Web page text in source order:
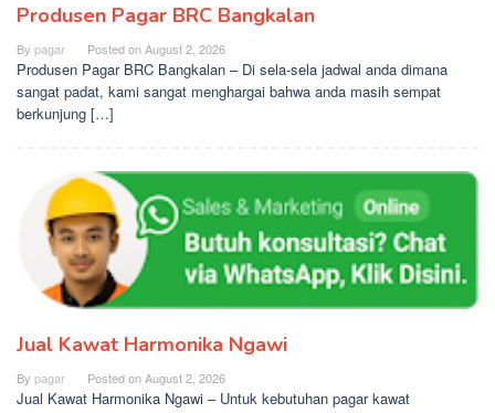
Produsen Pagar BRC Bangkalan
By pagar Posted onAugust 2, 2026
Produsen Pagar BRC Bangkalan – Di sela-sela jadwal anda dimana
sangat padat, kami sangat menghargai bahwa anda masih sempat
berkunjung […]
Jual Kawat Harmonika Ngawi
By pagar Posted onAugust 2, 2026
Jual Kawat Harmonika Ngawi – Untuk kebutuhan pagar kawat